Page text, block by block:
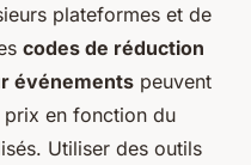
plateformes et de
codes de réduction
événements peuvent
en fonction du
Utiliser des outils